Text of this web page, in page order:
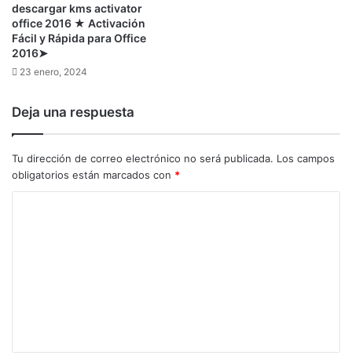
descargar kms activator
office 2016 ★ Activación
Fácil y Rápida para Office
2016➤
23 enero, 2024
Deja una respuesta
Tu dirección de correo electrónico no será publicada. Los campos
obligatorios están marcados con *